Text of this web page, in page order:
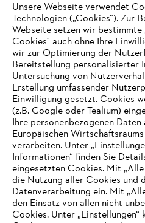
Unternehmen
Häufig gestellte Fragen
Support
Datenschutz Impressum
IHR BROWSER
UNTERSTÜTZT
Unsere Webseite verwendet
Technologien („Cookies“). Zur
Webseite setzen wir
Cookies" auch ohne Ihre
wir zur Optimierung der
Bereitstellung personalisierter
Untersuchung von
Erstellung umfassender
Einwilligung gesetzt. Cookies
(z.B. Google oder Tealium)
Ihre personenbezogenen
Europäischen
verarbeiten. Unter
Informationen“ finden Sie
eingesetzten Cookies. Mit
die Nutzung aller Cookies und
Datenverarbeitung ein. Mit
den Einsatz von allen nicht
Cookies. Unter „Einstellungen“